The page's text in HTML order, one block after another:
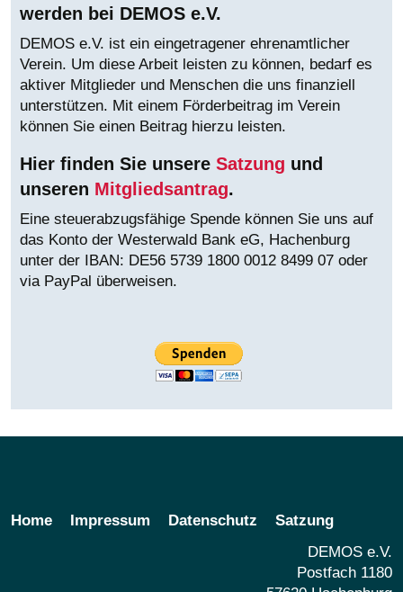
werden bei DEMOS e.V.
DEMOS e.V. ist ein eingetragener ehrenamtlicher
Verein. Um diese Arbeit leisten zu können, bedarf es
aktiver Mitglieder und Menschen die uns finanziell
unterstützen. Mit einem Förderbeitrag im Verein
können Sie einen Beitrag hierzu leisten.
Hier finden Sie unsere Satzung und
unseren Mitgliedsantrag.
Eine steuerabzugsfähige Spende können Sie uns auf
das Konto der Westerwald Bank eG, Hachenburg
unter der IBAN: DE56 5739 1800 0012 8499 07 oder
via PayPal überweisen.
Home Impressum Datenschutz
Satzung
DEMOS e.V.
Postfach 1180